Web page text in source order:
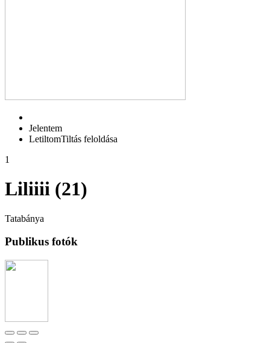
Jelentem
LetiltomTiltás feloldása
1
Liliiii (21)
Tatabánya
Publikus fotók